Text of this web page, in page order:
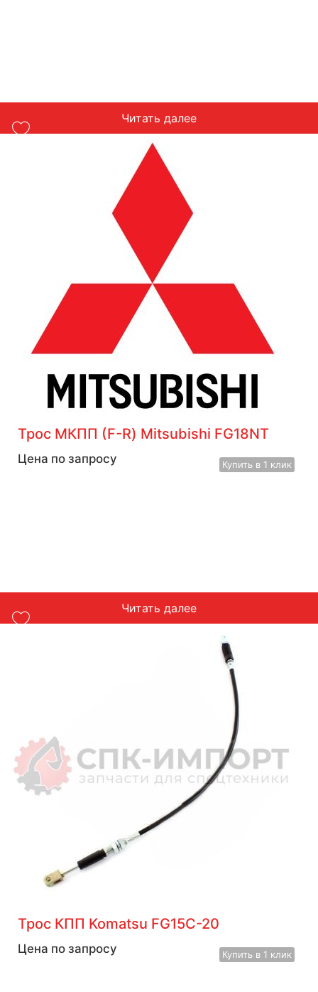
Читать далее
Трос МКПП (F-R) Mitsubishi FG18NT
Цена по запросу Купить в 1 клик
Читать далее
Трос КПП Komatsu FG15C-20
Цена по запросу Купить в 1 клик